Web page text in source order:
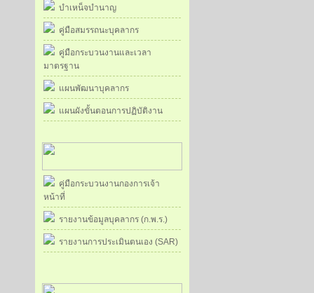
บำเหน็จบำนาญ
คู่มือสมรรถนะบุคลากร
คู่มือกระบวนงานและเวลา
มาตรฐาน
แผนพัฒนาบุคลากร
แผนผังขั้นตอนการปฏิบัติงาน
คู่มือกระบวนงานกองการเจ้า
หน้าที่
รายงานข้อมูลบุคลากร (ก.พ.ร.)
รายงานการประเมินตนเอง (SAR)